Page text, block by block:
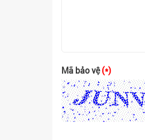
Mã bảo vệ(*)